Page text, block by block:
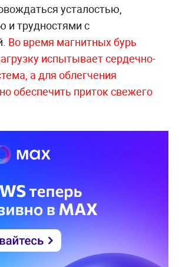
усталостью,
и трудностями с
Во время магнитных бурь
испытывает сердечно-
а для облегчения
обеспечить приток свежего